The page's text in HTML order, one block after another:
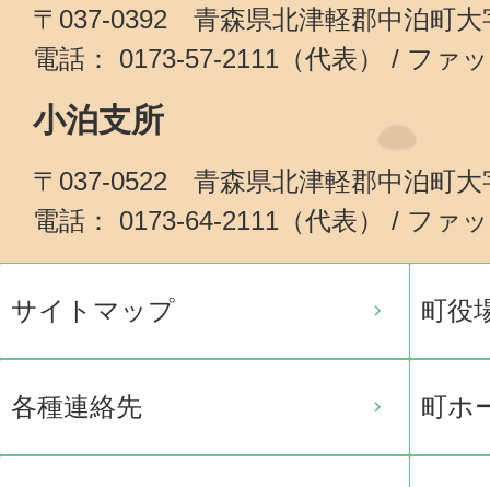
〒037-0392 青森県北津軽郡中泊町大
電話： 0173-57-2111（代表） / ファ
小泊支所
〒037-0522 青森県北津軽郡中泊町大
電話： 0173-64-2111（代表） / ファ
サイトマップ 町役
各種連絡先 町ホ